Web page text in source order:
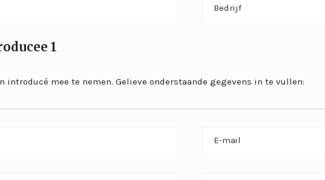
1
introducé mee te nemen. Gelieve onderstaande gegevens in te vullen: